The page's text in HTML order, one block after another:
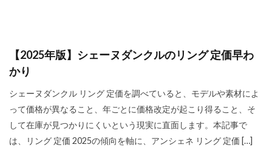
【2025年版】シェーヌダンクルのリング 定価早わ
かり
シェーヌダンクル リング 定価を調べていると、モデルや素材によ
って価格が異なること、年ごとに価格改定が起こり得ること、そ
して在庫が見つかりにくいという現実に直面します。本記事で
は、リング 定価 2025の傾向を軸に、アンシェネ リング 定価 […]